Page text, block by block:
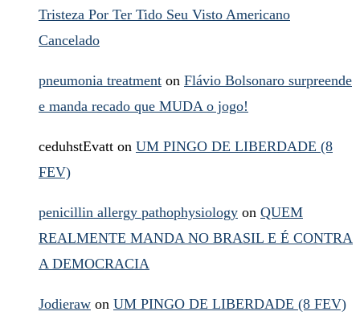
Tristeza Por Ter Tido Seu Visto Americano
Cancelado
pneumonia treatment on Flávio Bolsonaro surpreende
e manda recado que MUDA o jogo!
ceduhstEvatt on UM PINGO DE LIBERDADE (8
FEV)
penicillin allergy pathophysiology on QUEM
REALMENTE MANDA NO BRASIL E É CONTRA
A DEMOCRACIA
Jodieraw on UM PINGO DE LIBERDADE (8 FEV)